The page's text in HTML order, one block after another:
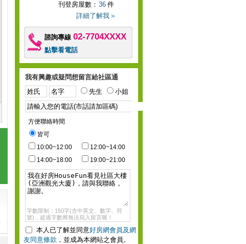
刊登房屋數： 36 件
詳細了解我
諮詢專線 02-7704XXXX
點擊看電話
我有興趣或疑問想留言給社區通
先生
小姐
方便聯絡時間
皆可
10:00~12:00
12:00~14:00
14:00~18:00
19:00~21:00
字數限制：150字(含中英文、數字、符
號)，超過字數將無法寫入留言喔！
本人已了解並同意好房網會員及網
友同意條款 ，並成為本網站之會員。